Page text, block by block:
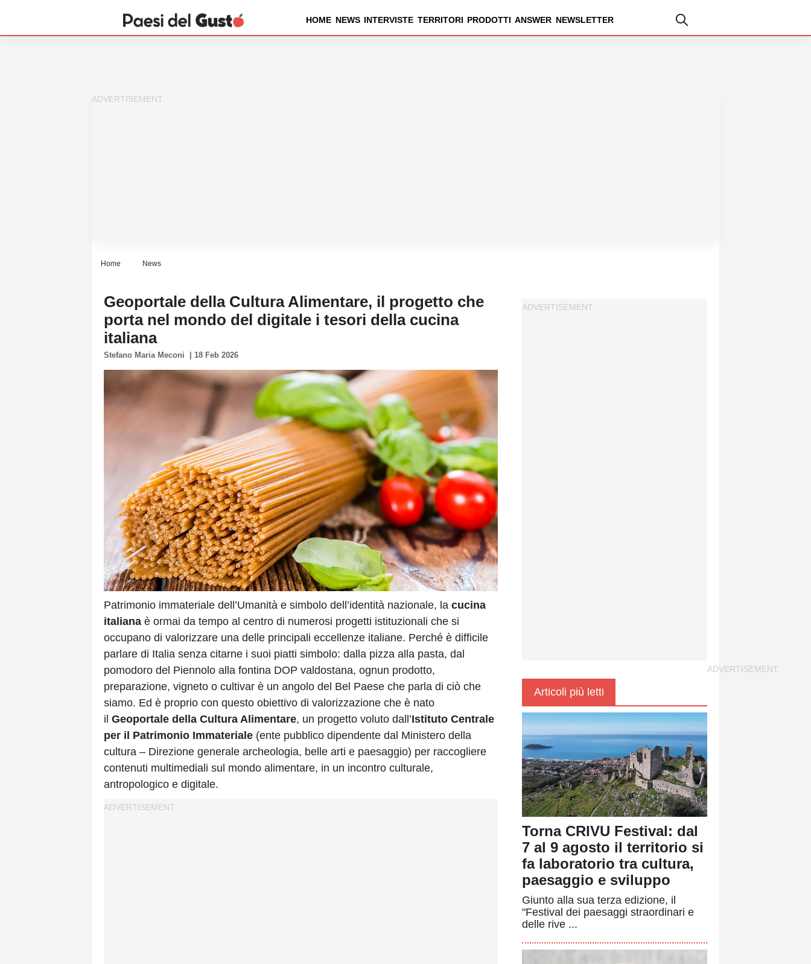
HOME NEWS INTERVISTE TERRITORI PRODOTTI ANSWER NEWSLETTER
Home News
Geoportale della Cultura Alimentare, il progetto che
porta nel mondo del digitale i tesori della cucina
italiana
Stefano Maria Meconi 18 Feb 2026
Patrimonio immateriale dell’Umanità e simbolo dell’identità nazionale, la cucina
italiana è ormai da tempo al centro di numerosi progetti istituzionali che si
occupano di valorizzare una delle principali eccellenze italiane. Perché è difficile
parlare di Italia senza citarne i suoi piatti simbolo: dalla pizza alla pasta, dal
pomodoro del Piennolo alla fontina DOP valdostana, ognun prodotto,
preparazione, vigneto o cultivar è un angolo del Bel Paese che parla di ciò che
siamo. Ed è proprio con questo obiettivo di valorizzazione che è nato
il Geoportale della Cultura Alimentare, un progetto voluto dall’Istituto Centrale
per il Patrimonio Immateriale (ente pubblico dipendente dal Ministero della
cultura – Direzione generale archeologia, belle arti e paesaggio) per raccogliere
contenuti multimediali sul mondo alimentare, in un incontro culturale,
antropologico e digitale.
Articoli più letti
Torna CRIVU Festival: dal
7 al 9 agosto il territorio si
fa laboratorio tra cultura,
paesaggio e sviluppo
Giunto alla sua terza edizione, il
"Festival dei paesaggi straordinari e
delle rive ...